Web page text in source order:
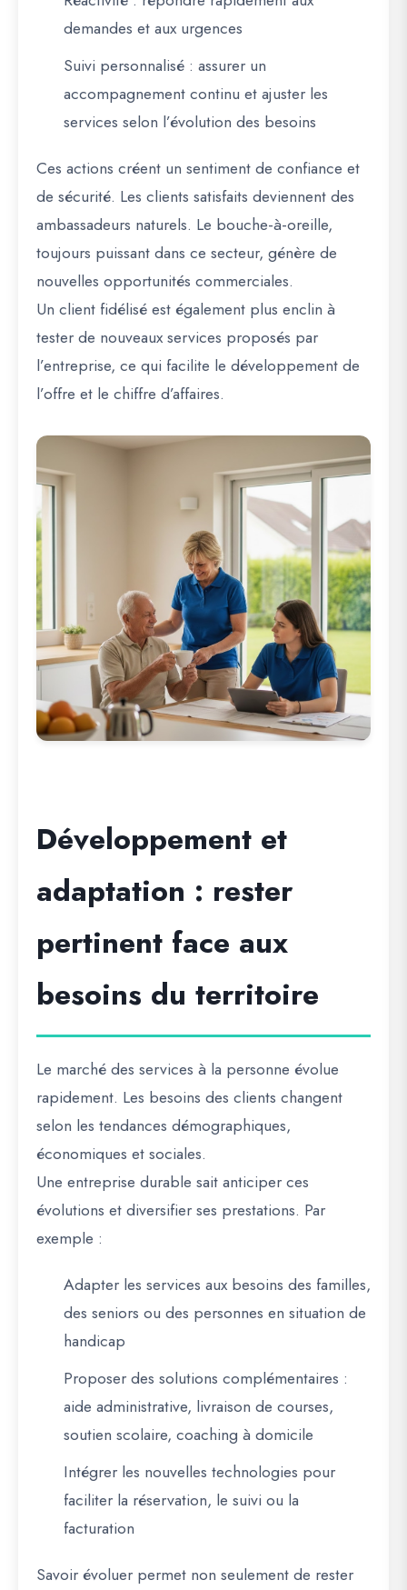
demandes et aux urgences
Suivi personnalisé : assurer un
accompagnement continu et ajuster les
services selon l’évolution des besoins
Ces actions créent un sentiment de confiance et
de sécurité. Les clients satisfaits deviennent des
ambassadeurs naturels. Le bouche-à-oreille,
toujours puissant dans ce secteur, génère de
nouvelles opportunités commerciales.
Un client fidélisé est également plus enclin à
tester de nouveaux services proposés par
l’entreprise, ce qui facilite le développement de
l’offre et le chiffre d’affaires.
Développement et
adaptation : rester
pertinent face aux
besoins du territoire
Le marché des services à la personne évolue
rapidement. Les besoins des clients changent
selon les tendances démographiques,
économiques et sociales.
Une entreprise durable sait anticiper ces
évolutions et diversifier ses prestations. Par
exemple :
Adapter les services aux besoins des familles,
des seniors ou des personnes en situation de
handicap
Proposer des solutions complémentaires :
aide administrative, livraison de courses,
soutien scolaire, coaching à domicile
Intégrer les nouvelles technologies pour
faciliter la réservation, le suivi ou la
facturation
Savoir évoluer permet non seulement de rester